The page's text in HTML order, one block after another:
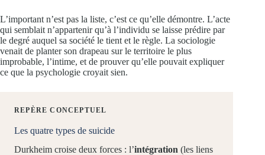
L’important n’est pas la liste, c’est ce qu’elle démontre. L’acte
qui semblait n’appartenir qu’à l’individu se laisse prédire par
le degré auquel sa société le tient et le règle. La sociologie
venait de planter son drapeau sur le territoire le plus
improbable, l’intime, et de prouver qu’elle pouvait expliquer
ce que la psychologie croyait sien.
REPÈRE CONCEPTUEL
Les quatre types de suicide
Durkheim croise deux forces : l’intégration (les liens